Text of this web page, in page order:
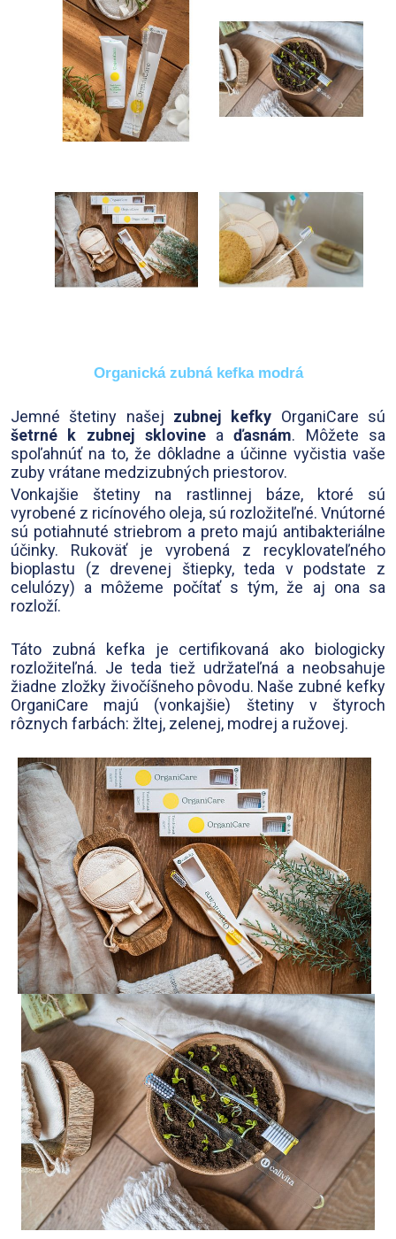
Organická zubná kefka modrá
Jemné štetiny našej zubnej kefky OrganiCare sú
šetrné k zubnej sklovineaďasnám. Môžete sa
spoľahnúť na to, že dôkladne a účinne vyčistia vaše
zuby vrátane medzizubných priestorov.
Vonkajšie štetiny na rastlinnej báze, ktoré sú
vyrobené z ricínového oleja, sú rozložiteľné. Vnútorné
sú potiahnuté striebrom a preto majú antibakteriálne
účinky. Rukoväť je vyrobená z recyklovateľného
bioplastu (z drevenej štiepky, teda v podstate z
celulózy) a môžeme počítať s tým, že aj ona sa
rozloží.
Táto zubná kefka je certifikovaná ako biologicky
rozložiteľná. Je teda tiež udržateľná a neobsahuje
žiadne zložky živočíšneho pôvodu. Naše zubné kefky
OrganiCare majú (vonkajšie) štetiny v štyroch
rôznych farbách: žltej, zelenej, modrej a ružovej.